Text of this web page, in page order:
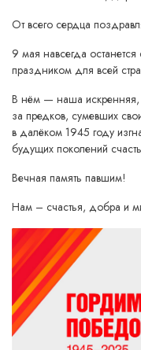
От всего сердца
9 мая навсегда
праздником для всей
В нём — наша искренняя,
за предков, сумевших
в далёком 1945 году
будущих поколений
Вечная память павшим!
Нам – счастья, добра и